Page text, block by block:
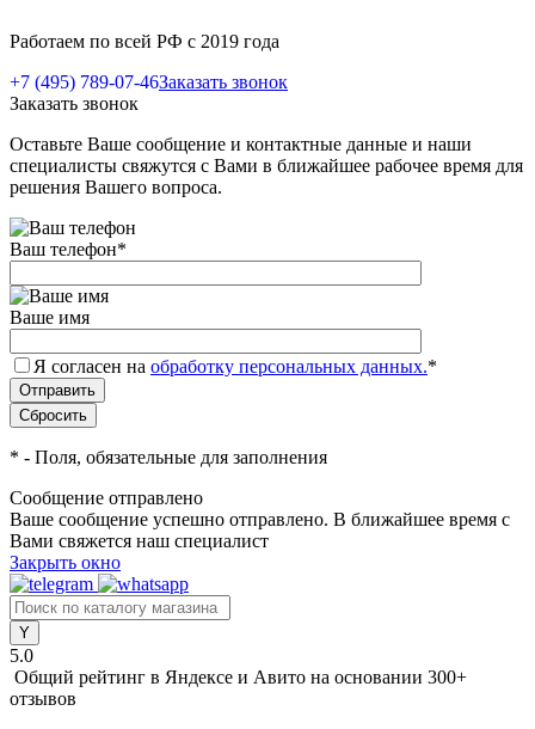
Работаем по всей РФ с 2019 года
+7 (495) 789-07-46Заказать звонок
Заказать звонок
Оставьте Ваше сообщение и контактные данные и наши
специалисты свяжутся с Вами в ближайшее рабочее время для
решения Вашего вопроса.
Ваш телефон*
Ваше имя
Я согласен на обработку персональных данных.*
* - Поля, обязательные для заполнения
Сообщение отправлено
Ваше сообщение успешно отправлено. В ближайшее время с
Вами свяжется наш специалист
Закрыть окно
5.0
Общий рейтинг в Яндексе и Авито на основании 300+
отзывов